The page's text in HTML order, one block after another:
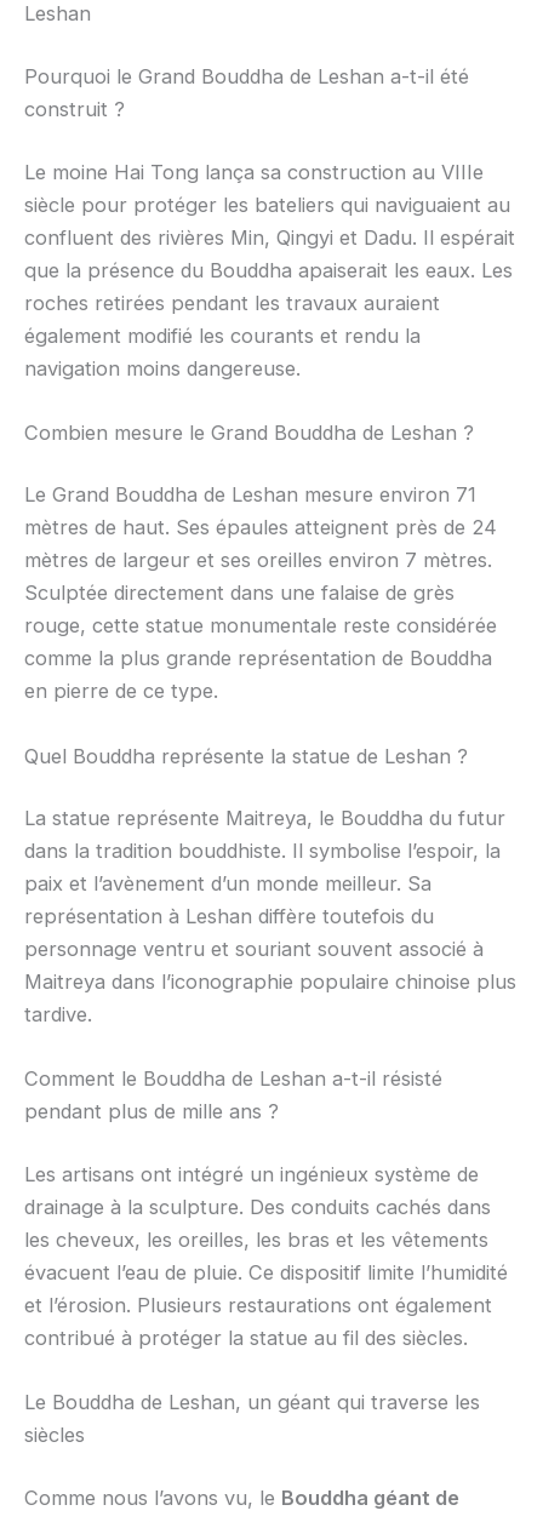
Leshan
Pourquoi le Grand Bouddha de Leshan a-t-il été
construit ?
Le moine Hai Tong lança sa construction au VIIIe
siècle pour protéger les bateliers qui naviguaient au
confluent des rivières Min, Qingyi et Dadu. Il espérait
que la présence du Bouddha apaiserait les eaux. Les
roches retirées pendant les travaux auraient
également modifié les courants et rendu la
navigation moins dangereuse.
Combien mesure le Grand Bouddha de Leshan ?
Le Grand Bouddha de Leshan mesure environ 71
mètres de haut. Ses épaules atteignent près de 24
mètres de largeur et ses oreilles environ 7 mètres.
Sculptée directement dans une falaise de grès
rouge, cette statue monumentale reste considérée
comme la plus grande représentation de Bouddha
en pierre de ce type.
Quel Bouddha représente la statue de Leshan ?
La statue représente Maitreya, le Bouddha du futur
dans la tradition bouddhiste. Il symbolise l’espoir, la
paix et l’avènement d’un monde meilleur. Sa
représentation à Leshan diffère toutefois du
personnage ventru et souriant souvent associé à
Maitreya dans l’iconographie populaire chinoise plus
tardive.
Comment le Bouddha de Leshan a-t-il résisté
pendant plus de mille ans ?
Les artisans ont intégré un ingénieux système de
drainage à la sculpture. Des conduits cachés dans
les cheveux, les oreilles, les bras et les vêtements
évacuent l’eau de pluie. Ce dispositif limite l’humidité
et l’érosion. Plusieurs restaurations ont également
contribué à protéger la statue au fil des siècles.
Le Bouddha de Leshan, un géant qui traverse les
siècles
Comme nous l’avons vu, le Bouddha géant de